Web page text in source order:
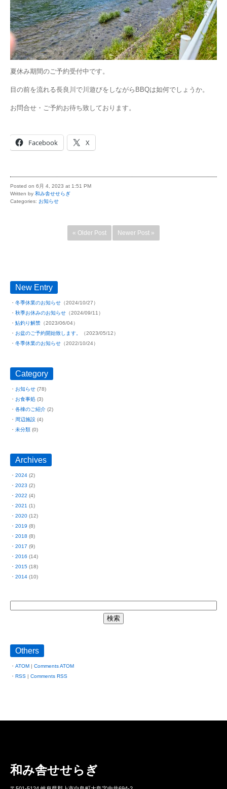
夏休み期間のご予約受付中です。
目の前を流れる長良川で川遊びをしながらBBQは如何でしょうか。
お問合せ・ご予約お待ち致しております。
Facebook X
Posted on 6月 4, 2023 at 1:51 PM
Written by 和み舎せせらぎ
Categories: お知らせ
« Older Post Newer Post »
New Entry
冬季休業のお知らせ （2024/10/27）
秋季お休みのお知らせ （2024/09/11）
鮎釣り解禁 （2023/06/04）
お盆のご予約開始致します。
（2023/05/12）
冬季休業のお知らせ （2022/10/24）
Category
お知らせ (78)
お食事処 (3)
各棟のご紹介 (2)
周辺施設 (4)
未分類 (0)
Archives
2024 (2)
2023 (2)
2022 (4)
2021 (1)
2020 (12)
2019 (8)
2018 (8)
2017 (9)
2016 (14)
2015 (18)
2014 (10)
Others
ATOM | Comments ATOM
RSS | Comments RSS
和み舎せせらぎ